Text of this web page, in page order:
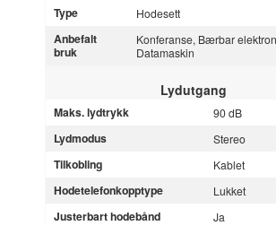
Type Hodesett
Anbefalt
bruk
Konferanse, Bærbar
Datamaskin
Lydutgang
Maks. lydtrykk 90 dB
Lydmodus Stereo
Tilkobling Kablet
Hodetelefonkopptype Lukket
Justerbart hodebånd Ja